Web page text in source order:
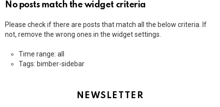
No posts match the widget criteria
Please check if there are posts that match all the below criteria. If
not, remove the wrong ones in the widget settings.
Time range: all
Tags: bimber-sidebar
NEWSLETTER